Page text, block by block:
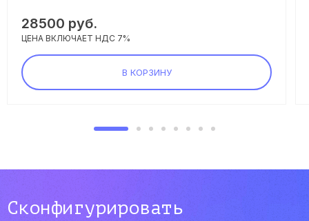
28500 руб.
ЦЕНА ВКЛЮЧАЕТ НДС 7%
В КОРЗИНУ
Сконфигурировать